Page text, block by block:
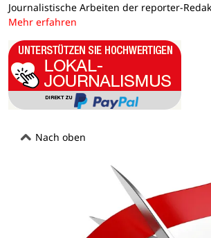
Journalistische Arbeiten der reporter-
Mehr erfahren
Nach oben